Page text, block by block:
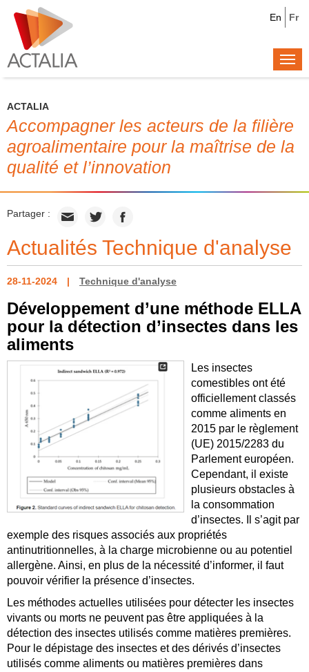
Fr
En
ACTALIA
Accompagner les acteurs de la filière
agroalimentaire pour la maîtrise de la
qualité et l’innovation
Partager :
Actualités Technique d'analyse
28-11-2024 Technique d'analyse
Développement d’une méthode ELLA
pour la détection d’insectes dans les
aliments
Les insectes
comestibles ont été
officiellement classés
comme aliments en
2015 par le règlement
(UE) 2015/2283 du
Parlement européen.
Cependant, il existe
plusieurs obstacles à
la consommation
d’insectes. Il s’agit par
exemple des risques associés aux propriétés
antinutritionnelles, à la charge microbienne ou au potentiel
allergène. Ainsi, en plus de la nécessité d’informer, il faut
pouvoir vérifier la présence d’insectes.
Les méthodes actuelles utilisées pour détecter les insectes
vivants ou morts ne peuvent pas être appliquées à la
détection des insectes utilisés comme matières premières.
Pour le dépistage des insectes et des dérivés d’insectes
utilisés comme aliments ou matières premières dans